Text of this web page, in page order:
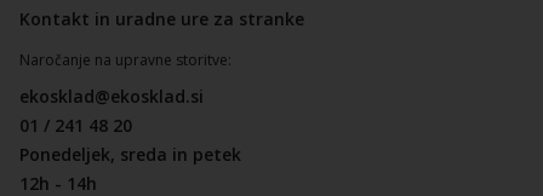
Kontakt in uradne ure za stranke
Naročanje na upravne storitve:
ekosklad@ekosklad.si
01 / 241 48 20
Ponedeljek, sreda in petek
12h - 14h